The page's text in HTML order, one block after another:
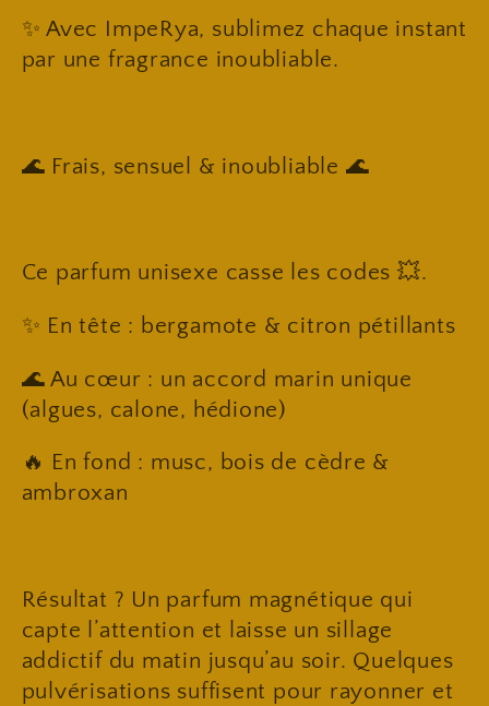
✨ Avec ImpeRya, sublimez chaque instant
par une fragrance inoubliable.
🌊 Frais, sensuel & inoubliable 🌊
Ce parfum unisexe casse les codes 💥.
✨ En tête : bergamote & citron pétillants
🌊 Au cœur : un accord marin unique
(algues, calone, hédione)
🔥 En fond : musc, bois de cèdre &
ambroxan
Résultat ? Un parfum magnétique qui
capte l’attention et laisse un sillage
addictif du matin jusqu’au soir. Quelques
pulvérisations suffisent pour rayonner et